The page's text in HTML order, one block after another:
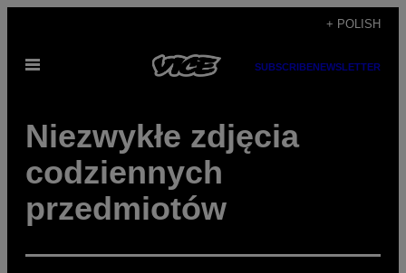
content
+ POLISH
Open
SUBSCRIBENEWSLETTER
Niezwykłe zdjęcia
codziennych
przedmiotów